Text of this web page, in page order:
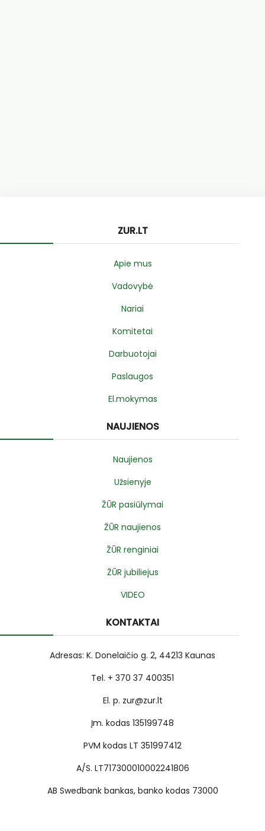
ZUR.LT
Apie mus
Vadovybė
Nariai
Komitetai
Darbuotojai
Paslaugos
El.mokymas
NAUJIENOS
Naujienos
Užsienyje
ŽŪR pasiūlymai
ŽŪR naujienos
ŽŪR renginiai
ŽŪR jubiliejus
VIDEO
KONTAKTAI
Adresas: K. Donelaičio g. 2, 44213 Kaunas
Tel. + 370 37 400351
El. p. zur@zur.lt
Įm. kodas 135199748
PVM kodas LT 351997412
A/S. LT717300010002241806
AB Swedbank bankas, banko kodas 73000